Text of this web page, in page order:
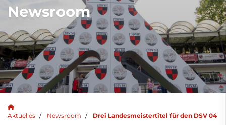
Newsroom
Aktuelles Newsroom Drei Landesmeistertitel für den DSV 04